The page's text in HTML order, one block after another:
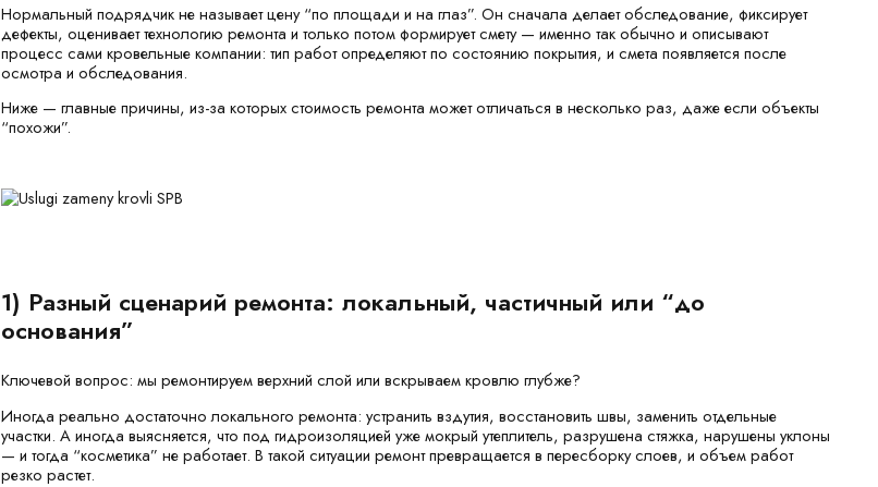
Нормальный подрядчик не называет цену “по площади и на глаз”. Он сначала делает обследование, фиксирует
дефекты, оценивает технологию ремонта и только потом формирует смету — именно так обычно и описывают
процесс сами кровельные компании: тип работ определяют по состоянию покрытия, и смета появляется после
осмотра и обследования.
Ниже — главные причины, из-за которых стоимость ремонта может отличаться в несколько раз, даже если объекты
“похожи”.
1) Разный сценарий ремонта: локальный, частичный или “до
основания”
Ключевой вопрос: мы ремонтируем верхний слой или вскрываем кровлю глубже?
Иногда реально достаточно локального ремонта: устранить вздутия, восстановить швы, заменить отдельные
участки. А иногда выясняется, что под гидроизоляцией уже мокрый утеплитель, разрушена стяжка, нарушены уклоны
— и тогда “косметика” не работает. В такой ситуации ремонт превращается в пересборку слоев, и объем работ
резко растет.